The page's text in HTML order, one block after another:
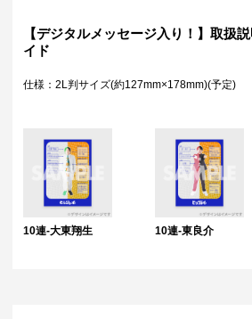
【デジタルメッセージ入り！】取扱
イド
仕様：2L判サイズ(約127mm×178mm)(予定)
10連-大東翔生 10連-東良介